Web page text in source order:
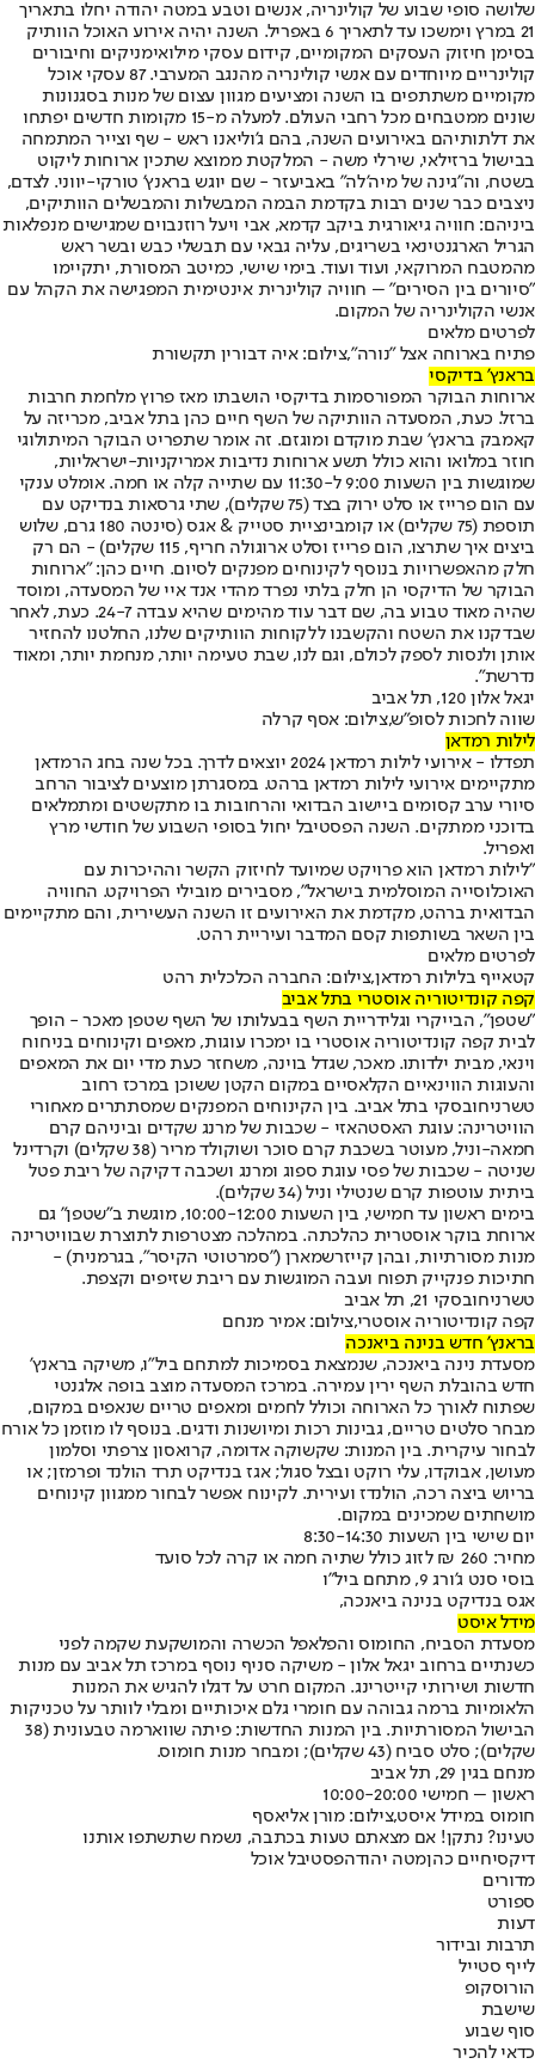
שלושה סופי שבוע של קולינריה, אנשים וטבע במטה יהודה יחלו בתאריך
21 במרץ וימשכו עד לתאריך 6 באפריל. השנה יהיה אירוע האוכל הוותיק
בסימן חיזוק העסקים המקומיים, קידום עסקי מילואימניקים וחיבורים
קולינריים מיוחדים עם אנשי קולינריה מהנגב המערבי. 87 עסקי אוכל
מקומיים משתתפים בו השנה ומציעים מגוון עצום של מנות בסגנונות
שונים ממטבחים מכל רחבי העולם. למעלה מ-15 מקומות חדשים יפתחו
את דלתותיהם באירועים השנה, בהם ג'וליאנו ראש - שף וצייר המתמחה
בבישול ברזילאי, שירלי משה - המלקטת ממוצא שתכין ארוחות ליקוט
בשטח, וה"גינה של מיה'לה" באביעזר - שם יוגש בראנץ' טורקי-יווני. לצדם,
ניצבים כבר שנים רבות בקדמת הבמה המבשלות והמבשלים הוותיקים,
ביניהם: חוויה גיאורגית ביקב קדמא, אבי ויעל רוזנבוים שמגישים מנפלאות
הגריל הארגנטינאי בשריגים, עליה גבאי עם תבשלי כבש ובשר ראש
מהמטבח המרוקאי, ועוד ועוד. בימי שישי, כמיטב המסורת, יתקיימו
"סיורים בין הסירים" – חוויה קולינרית אינטימית המפגישה את הקהל עם
אנשי הקולינריה של המקום.
לפרטים מלאים
פתיח בארוחה אצל "נורה",צילום: איה דבורין תקשורת
בראנץ' בדיקסי
ארוחות הבוקר המפורסמות בדיקסי הושבתו מאז פרוץ מלחמת חרבות
ברזל. כעת, המסעדה הוותיקה של השף חיים כהן בתל אביב, מכריזה על
קאמבק בראנץ' שבת מוקדם ומוגזם. זה אומר שתפריט הבוקר המיתולוגי
חוזר במלואו והוא כולל תשע ארוחות נדיבות אמריקניות-ישראליות,
שמוגשות בין השעות 9:00 ל-11:30 עם שתייה קלה או חמה. אומלט ענקי
עם הום פרייז או סלט ירוק בצד (75 שקלים), שתי גרסאות בנדיקט עם
תוספת (75 שקלים) או קומבינציית סטייק & אגס (סינטה 180 גרם, שלוש
ביצים איך שתרצו, הום פרייז וסלט ארוגולה חריף, 115 שקלים) - הם רק
חלק מהאפשרויות בנוסף לקינוחים מפנקים לסיום. חיים כהן: "ארוחות
הבוקר של הדיקסי הן חלק בלתי נפרד מהדי אנד איי של המסעדה, ומוסד
שהיה מאוד טבוע בה, שם דבר עוד מהימים שהיא עבדה 24-7. כעת, לאחר
שבדקנו את השטח והקשבנו ללקוחות הוותיקים שלנו, החלטנו להחזיר
אותן ולנסות לספק לכולם, וגם לנו, שבת טעימה יותר, מנחמת יותר, ומאוד
נדרשת".
יגאל אלון 120, תל אביב
שווה לחכות לסופ"ש,צילום: אסף קרלה
לילות רמדאן
תפדלו - אירועי לילות רמדאן 2024 יוצאים לדרך. בכל שנה בחג הרמדאן
מתקיימים אירועי לילות רמדאן ברהט. במסגרתן מוצעים לציבור הרחב
סיורי ערב קסומים ביישוב הבדואי והרחובות בו מתקשטים ומתמלאים
בדוכני ממתקים. השנה הפסטיבל יחול בסופי השבוע של חודשי מרץ
ואפריל.
"לילות רמדאן הוא פרויקט שמיועד לחיזוק הקשר וההיכרות עם
האוכלוסייה המוסלמית בישראל", מסבירים מובילי הפרויקט. החוויה
הבדואית ברהט, מקדמת את האירועים זו השנה העשירית, והם מתקיימים
בין השאר בשותפות קסם המדבר ועיריית רהט.
לפרטים מלאים
קטאייף בלילות רמדאן,צילום: החברה הכלכלית רהט
קפה קונדיטוריה אוסטרי בתל אביב
"שטפן", הבייקרי וגלידריית השף בבעלותו של השף שטפן מאכר - הופך
לבית קפה קונדיטוריה אוסטרי בו ימכרו עוגות, מאפים וקינוחים בניחוח
וינאי, מבית ילדותו. מאכר, שגדל בוינה, משחזר כעת מדי יום את המאפים
והעוגות הווינאיים הקלאסיים במקום הקטן ששוכן במרכז רחוב
טשרניחובסקי בתל אביב. בין הקינוחים המפנקים שמסתתרים מאחורי
הוויטרינה: עוגת האסטהאזי - שכבות של מרנג שקדים וביניהם קרם
חמאה-וניל, מעוטר בשכבת קרם סוכר ושוקולד מריר (38 שקלים) וקרדינל
שניטה - שכבות של פסי עוגת ספוג ומרנג ושכבה דקיקה של ריבת פטל
ביתית עוטפות קרם שנטילי וניל (34 שקלים).
בימים ראשון עד חמישי, בין השעות 10:00-12:00, מוגשת ב"שטפן" גם
ארוחת בוקר אוסטרית כהלכתה. במהלכה מצטרפות לתוצרת שבוויטרינה
מנות מסורתיות, ובהן קייזרשמארן ("סמרטוטי הקיסר", בגרמנית) -
חתיכות פנקייק תפוח ועבה המוגשות עם ריבת שזיפים וקצפת.
טשרניחובסקי 21, תל אביב
קפה קונדיטוריה אוסטרי,צילום: אמיר מנחם
בראנץ' חדש בנינה ביאנכה
מסעדת נינה ביאנכה, שנמצאת בסמיכות למתחם ביל"ו, משיקה בראנץ'
חדש בהובלת השף ירין עמירה. במרכז המסעדה מוצב בופה אלגנטי
שפתוח לאורך כל הארוחה וכולל לחמים ומאפים טריים שנאפים במקום,
מבחר סלטים טריים, גבינות רכות ומיושנות ודגים. בנוסף לו מוזמן כל אורח
לבחור עיקרית. בין המנות: שקשוקה אדומה, קרואסון צרפתי וסלמון
מעושן, אבוקדו, עלי רוקט ובצל סגול; אגז בנדיקט תרד הולנד ופרמזן; או
בריוש ביצה רכה, הולנדז ועירית. לקינוח אפשר לבחור ממגוון קינוחים
מושחתים שמכינים במקום.
יום שישי בין השעות 8:30-14:30
מחיר: 260 ₪ לזוג כולל שתיה חמה או קרה לכל סועד
בוסי סנט ג'ורג 9, מתחם ביל"ו
אגס בנדיקט בנינה ביאנכה,
מידל איסט
מסעדת הסביח, החומוס והפלאפל הכשרה והמושקעת שקמה לפני
כשנתיים ברחוב יגאל אלון - משיקה סניף נוסף במרכז תל אביב עם מנות
חדשות ושירותי קייטרינג. המקום חרט על דגלו להגיש את המנות
הלאומיות ברמה גבוהה עם חומרי גלם איכותיים ומבלי לוותר על טכניקות
הבישול המסורתיות. בין המנות החדשות: פיתה שווארמה טבעונית (38
שקלים); סלט סביח (43 שקלים); ומבחר מנות חומוס.
מנחם בגין 29, תל אביב
ראשון – חמישי 10:00-20:00
חומוס במידל איסט,צילום: מורן אליאסף
טעינו? נתקן! אם מצאתם טעות בכתבה, נשמח שתשתפו אותנו
דיקסיחיים כהןמטה יהודהפסטיבל אוכל
מדורים
ספורט
דעות
תרבות ובידור
לייף סטייל
הורוסקופ
שישבת
סוף שבוע
כדאי להכיר